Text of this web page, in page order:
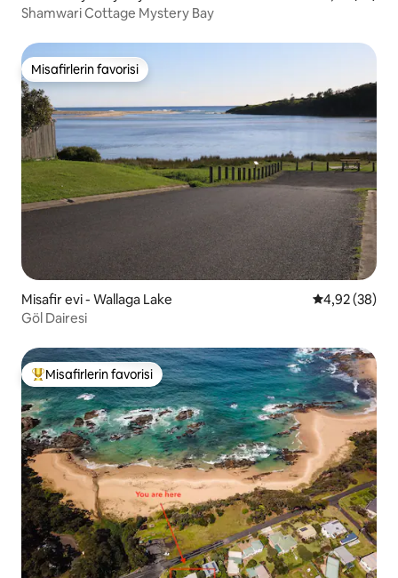
Shamwari Cottage Mystery Bay
Misafirlerin favorisi
Misafirlerin favorisi
Misafir evi - Wallaga Lake 5 üzerinden
4,92 (38)
Göl Dairesi
Misafirlerin favorilerinden en beğenilenler arasında
Misafirlerin favorisi